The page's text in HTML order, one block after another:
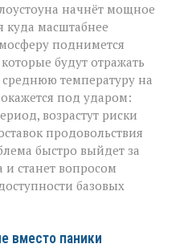
начнёт мощное
куда масштабнее
поднимется
будут отражать
температуру на
под ударом:
возрастут риски
продовольствия
быстро выйдет за
и станет вопросом
базовых
вместо паники